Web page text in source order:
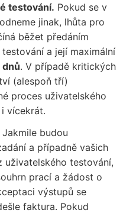
testování. Pokud se v
jinak, lhůta pro
běžet předáním
a její maximální
dnů. V případě kritických
(alespoň tří)
proces uživatelského
vícekrát.
Jakmile budou
a případně vašich
uživatelského testování,
prací a žádost o
výstupů se
faktura. Pokud